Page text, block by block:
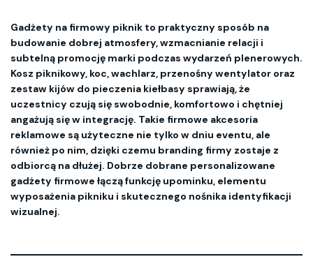
Gadżety na firmowy piknik to praktyczny sposób na
budowanie dobrej atmosfery, wzmacnianie relacji i
subtelną promocję marki podczas wydarzeń plenerowych.
Kosz piknikowy, koc, wachlarz, przenośny wentylator oraz
zestaw kijów do pieczenia kiełbasy sprawiają, że
uczestnicy czują się swobodnie, komfortowo i chętniej
angażują się w integrację. Takie firmowe akcesoria
reklamowe są użyteczne nie tylko w dniu eventu, ale
również po nim, dzięki czemu branding firmy zostaje z
odbiorcą na dłużej. Dobrze dobrane personalizowane
gadżety firmowe łączą funkcję upominku, elementu
wyposażenia pikniku i skutecznego nośnika identyfikacji
wizualnej.